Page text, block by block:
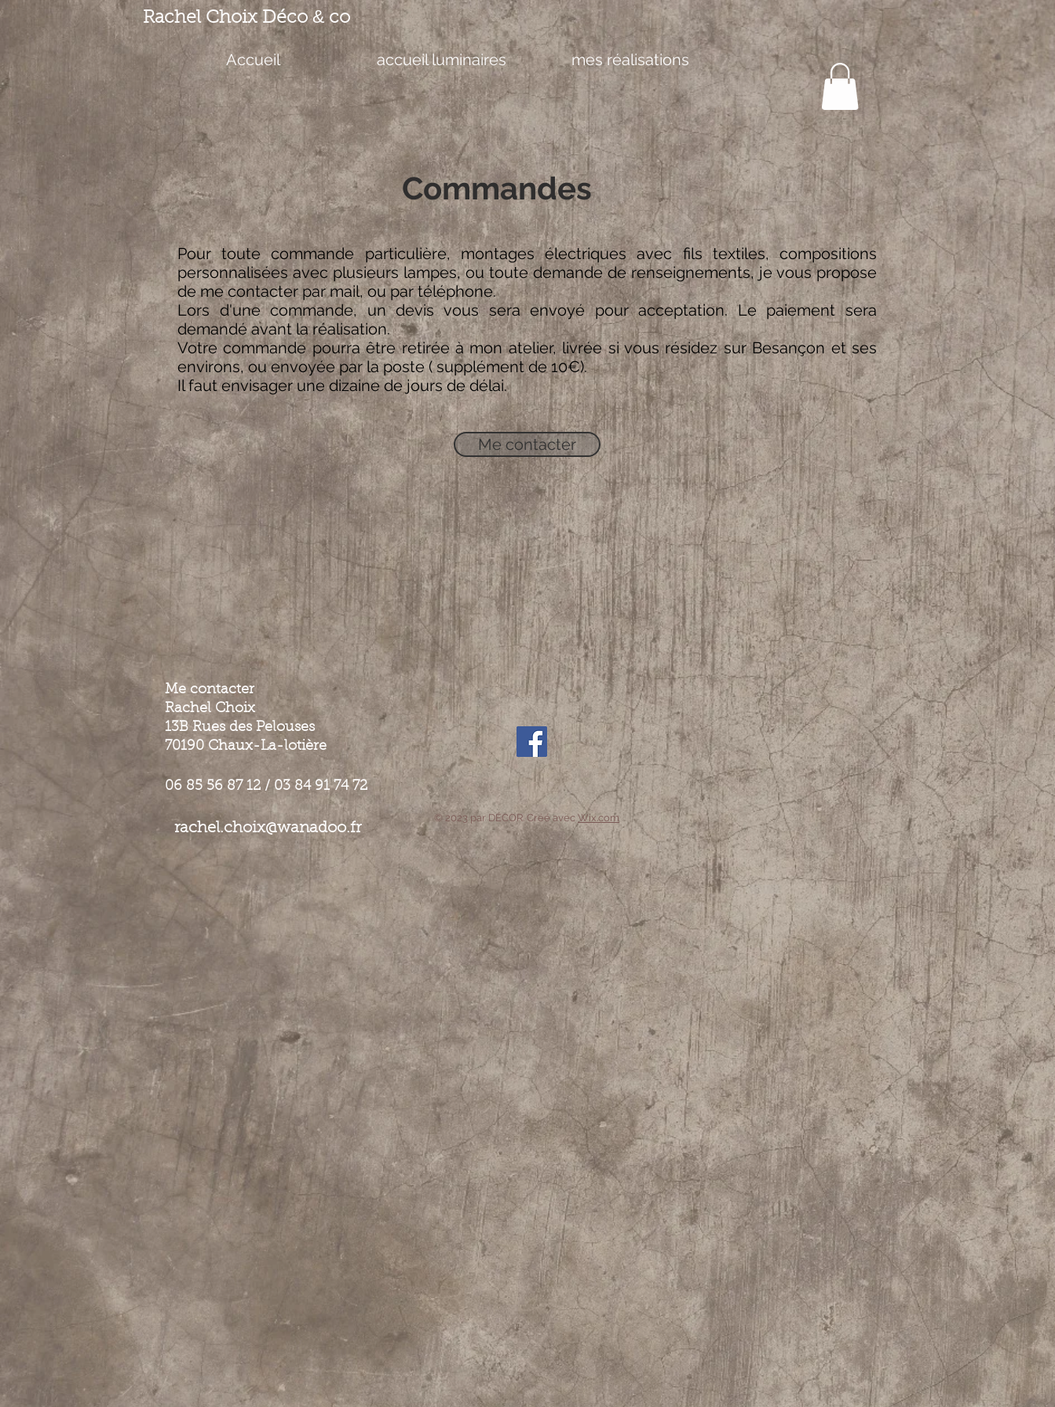
Rachel Choix Déco &co
Accueil accueil luminaires mes réalisations
Commandes
Pour toute commande particulière, montages électriques avec fils textiles, compositions
personnalisées avec plusieurs lampes, ou toute demande de renseignements, je vous propose
de me contacter par mail, ou par téléphone.
Lors d'une commande, un devis vous sera envoyé pour acceptation. Le paiement sera
demandé avant la réalisation.
Votre commande pourra être retirée à mon atelier, livrée si vous résidez sur Besançon et ses
environs, ou envoyée par la poste ( supplément de 10€).
Il faut envisager une dizaine de jours de délai.
Me contacter
Me contacter
Rachel Choix
13B Rues des Pelouses
70190 Chaux-La-lotière
06 85 56 87 12 / 03 84 91 74 72
rachel.choix@wanadoo.fr
© 2023 par DÉCOR. Créé avec Wix.com